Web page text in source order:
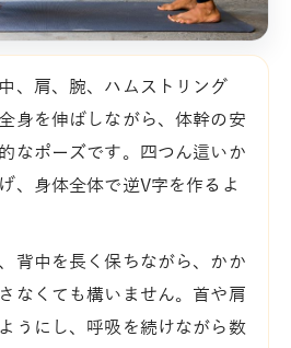
、肩、腕、ハムストリング
身を伸ばしながら、体幹の安
なポーズです。四つん這いか
、身体全体で逆V字を作るよ
背中を長く保ちながら、かか
なくても構いません。首や肩
うにし、呼吸を続けながら数